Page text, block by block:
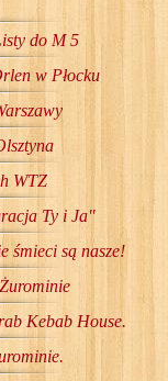
do M 5
w Płocku
WTZ
Ty i Ja"
śmieci są nasze!
Kebab House.